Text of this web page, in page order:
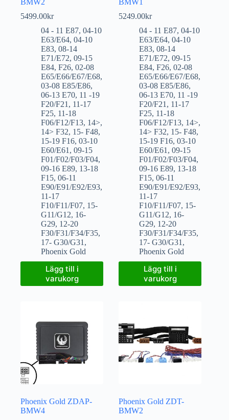
BMW2
5499.00kr
04 - 11 E87, 04-10
E63/E64, 04-10
E83, 08-14
E71/E72, 09-15
E84, F26, 02-08
E65/E66/E67/E68,
03-08 E85/E86,
06-13 E70, 11 -19
F20/F21 , 11-17
F25, 11-18
F06/F12/F13, 14>,
14> F32, 15- F48,
15-19 F16, 03-10
E60/E61 , 09-15
F01/F02/F03/F04,
09-16 E89, 13-18
F15, 06-11
E90/E91/E92/E93,
11-17
F10/F11/F07, 15-
G11/G12, 16-
G29, 12-20
F30/F31/F34/F35,
17- G30/G31 ,
Phoenix Gold
Lägg till i
varukorg
BMW1
5249.00kr
04 - 11 E87,04-10
E63/E64,04-10
E83,08-14
E71/E72,09-15
E84,F26,02-08
E65/E66/E67/E68,
03-08 E85/E86,
06-13 E70, 11 -19
F20/F21 , 11-17
F25, 11-18
F06/F12/F13, 14>,
14> F32, 15- F48,
15-19 F16,03-10
E60/E61 ,09-15
F01/F02/F03/F04,
09-16 E89, 13-18
F15,06-11
E90/E91/E92/E93,
11-17
F10/F11/F07, 15-
G11/G12, 16-
G29, 12-20
F30/F31/F34/F35,
17- G30/G31 ,
Phoenix Gold
Lägg till i
varukorg
Phoenix Gold ZDAP-
BMW4
Phoenix Gold ZDT-
BMW2